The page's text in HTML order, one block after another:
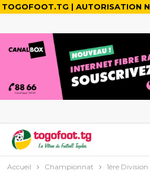
TOGOFOOT.TG | AUTORISATION
Accueil Championnat 1ère Division